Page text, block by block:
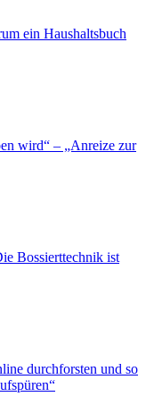
ein Haushaltsbuch
wird“ – „Anreize zur
Bossierttechnik ist
durchforsten und so